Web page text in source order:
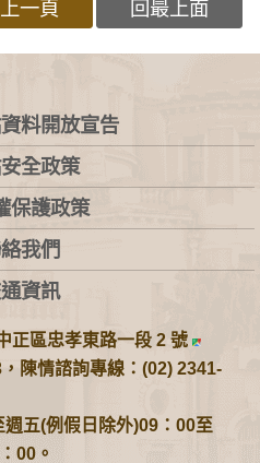
一頁 回最上面
料開放宣告
全政策
保護政策
我們
資訊
正區忠孝東路一段 2 號
陳情諮詢專線：(02) 2341-
五(例假日除外)09：00至
00。